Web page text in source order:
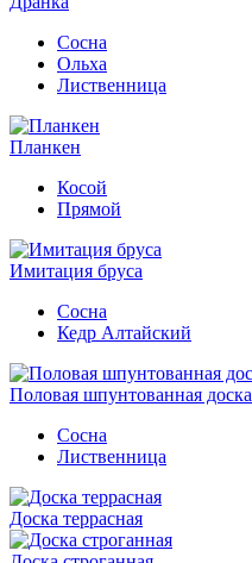
Сосна
Ольха
Лиственница
Планкен
Косой
Прямой
Имитация бруса
Сосна
Кедр Алтайский
Половая шпунтованная доска
Сосна
Лиственница
Доска террасная